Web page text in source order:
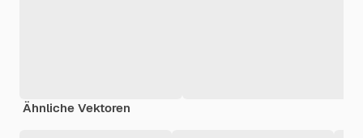
Ähnliche Vektoren